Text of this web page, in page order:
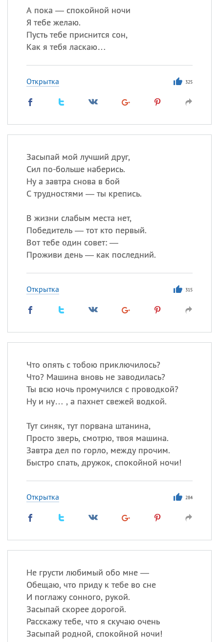
А пока — спокойной ночи
Я тебе желаю.
Пусть тебе приснится сон,
Как я тебя ласкаю…
Открытка 325
Засыпай мой лучший друг,
Сил по-больше наберись.
Ну а завтра снова в бой
С трудностями — ты крепись.
В жизни слабым места нет,
Победитель — тот кто первый.
Вот тебе один совет: —
Проживи день — как последний.
Открытка 315
Что опять с тобою приключилось?
Что? Машина вновь не заводилась?
Ты всю ночь промучился с проводкой?
Ну и ну… , а пахнет свежей водкой.
Тут синяк, тут порвана штанина,
Просто зверь, смотрю, твоя машина.
Завтра дел по горло, между прочим.
Быстро спать, дружок, спокойной ночи!
Открытка 284
Не грусти любимый обо мне —
Обещаю, что приду к тебе во сне
И поглажу сонного, рукой.
Засыпай скорее дорогой.
Расскажу тебе, что я скучаю очень
Засыпай родной, спокойной ночи!